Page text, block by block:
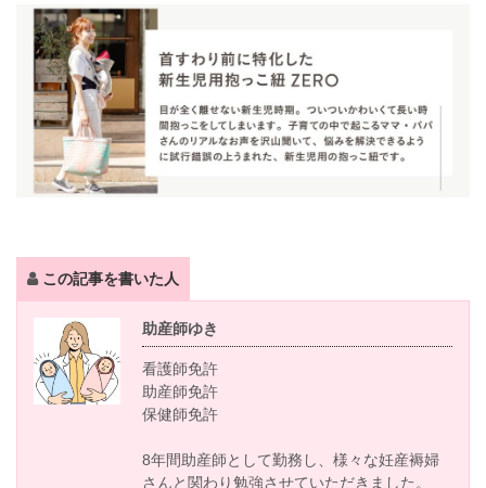
この記事を書いた人
助産師ゆき
看護師免許
助産師免許
保健師免許
8年間助産師として勤務し、様々な妊産褥婦
さんと関わり勉強させていただきました。